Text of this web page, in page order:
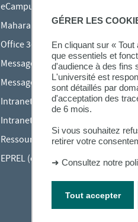
GÉRER LES
En cliquant sur «
que essentiels et
d'audience à des fins
L'université est
sont détaillés par
d'acceptation des
de 6 mois.
Si vous souhaitez
retirer votre
➜ Consultez notre
Tout accepter
eCampus
Mahara
Office 365
Messagerie des étudiants
Messagerie des personnels
Intranet Inspé
Intranet UPEC
Ressources audiovisuelles Inspé
EPREL (cours en ligne)